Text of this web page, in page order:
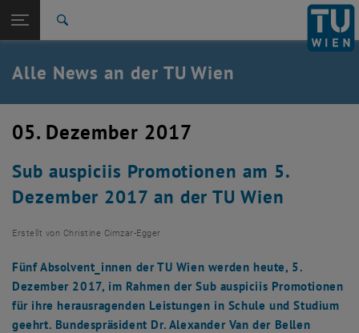
TU Login
Quicklinks
Quicklinks-Menü umschalten
Studium
Karriere
Zurück: Subseiten von TU Wien Startseite auflisten
Zurück zur letzten Ebene:
TU Wien Startseite
Übersicht
Alle News an der TU Wien
05. Dezember 2017
Sub auspiciis Promotionen am 5.
Dezember 2017 an der TU Wien
Erstellt von Christine Cimzar-Egger
Fünf Absolvent_innen der TU Wien werden heute, 5.
Dezember 2017, im Rahmen der Sub auspiciis Promotionen
für ihre herausragenden Leistungen in Schule und Studium
geehrt. Bundespräsident Dr. Alexander Van der Bellen